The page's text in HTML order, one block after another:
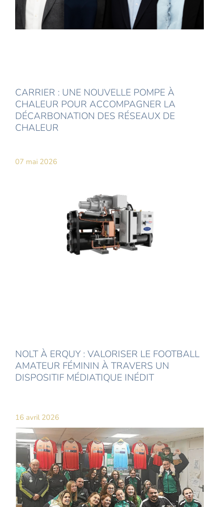
CARRIER : UNE NOUVELLE POMPE À
CHALEUR POUR ACCOMPAGNER LA
DÉCARBONATION DES RÉSEAUX DE
CHALEUR
07 mai 2026
NOLT À ERQUY : VALORISER LE FOOTBALL
AMATEUR FÉMININ À TRAVERS UN
DISPOSITIF MÉDIATIQUE INÉDIT
16 avril 2026